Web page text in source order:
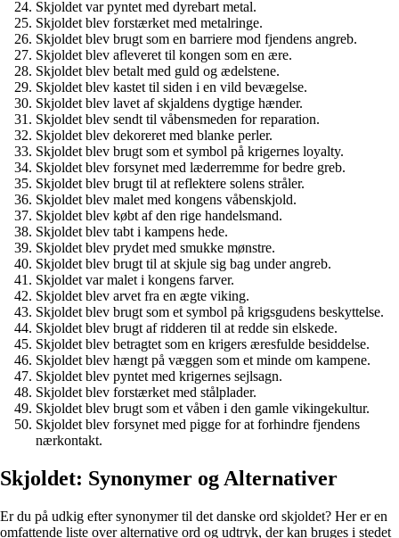
Skjoldet var pyntet med dyrebart metal.
Skjoldet blev forstærket med metalringe.
Skjoldet blev brugt som en barriere mod fjendens angreb.
Skjoldet blev afleveret til kongen som en ære.
Skjoldet blev betalt med guld og ædelstene.
Skjoldet blev kastet til siden i en vild bevægelse.
Skjoldet blev lavet af skjaldens dygtige hænder.
Skjoldet blev sendt til våbensmeden for reparation.
Skjoldet blev dekoreret med blanke perler.
Skjoldet blev brugt som et symbol på krigernes loyalty.
Skjoldet blev forsynet med læderremme for bedre greb.
Skjoldet blev brugt til at reflektere solens stråler.
Skjoldet blev malet med kongens våbenskjold.
Skjoldet blev købt af den rige handelsmand.
Skjoldet blev tabt i kampens hede.
Skjoldet blev prydet med smukke mønstre.
Skjoldet blev brugt til at skjule sig bag under angreb.
Skjoldet var malet i kongens farver.
Skjoldet blev arvet fra en ægte viking.
Skjoldet blev brugt som et symbol på krigsgudens beskyttelse.
Skjoldet blev brugt af ridderen til at redde sin elskede.
Skjoldet blev betragtet som en krigers æresfulde besiddelse.
Skjoldet blev hængt på væggen som et minde om kampene.
Skjoldet blev pyntet med krigernes sejlsagn.
Skjoldet blev forstærket med stålplader.
Skjoldet blev brugt som et våben i den gamle vikingekultur.
Skjoldet blev forsynet med pigge for at forhindre fjendens
nærkontakt.
Skjoldet: Synonymer og Alternativer
Er du på udkig efter synonymer til det danske ord skjoldet? Her er en
omfattende liste over alternative ord og udtryk, der kan bruges i stedet